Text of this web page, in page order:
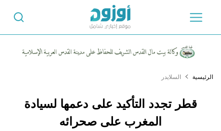
الرئيسية السلايدر
قطر تجدد التأكيد على دعمها لسيادة
المغرب على صحرائه